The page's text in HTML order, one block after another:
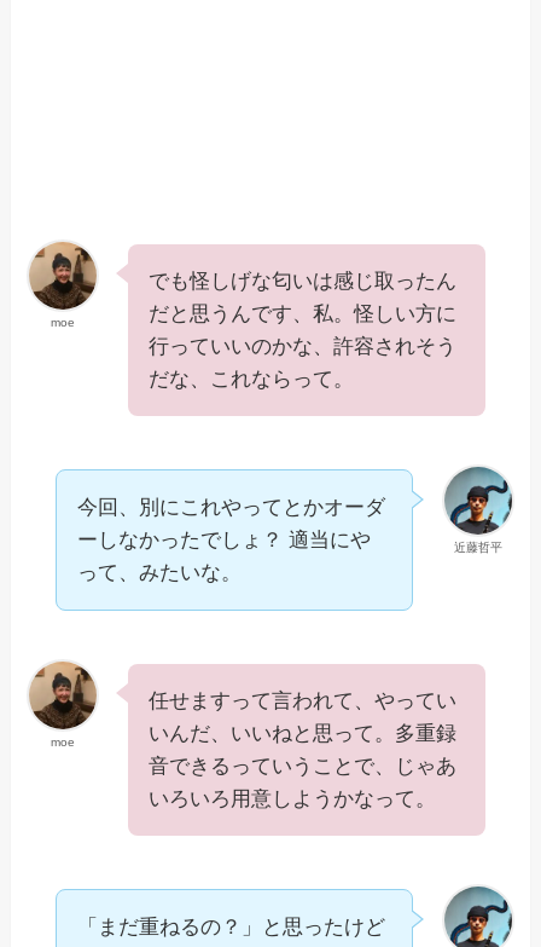
moe
でも怪しげな匂いは感じ取ったん
だと思うんです、私。怪しい方に
行っていいのかな、許容されそう
だな、これならって。
近藤哲平
今回、別にこれやってとかオーダ
ーしなかったでしょ？ 適当にや
って、みたいな。
moe
任せますって言われて、やってい
いんだ、いいねと思って。多重録
音できるっていうことで、じゃあ
いろいろ用意しようかなって。
「まだ重ねるの？」と思ったけど